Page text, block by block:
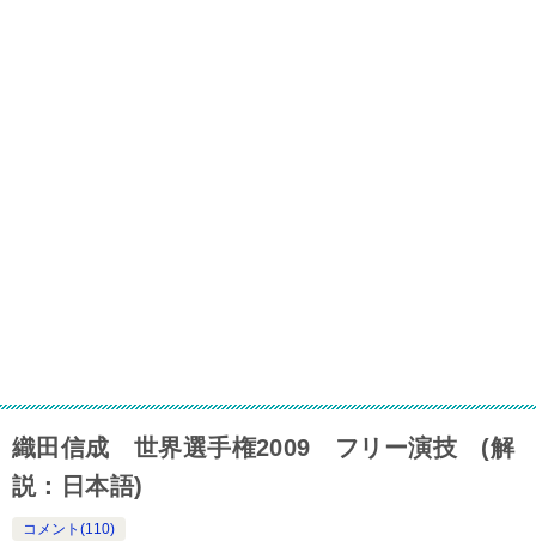
織田信成 世界選手権2009 フリー演技 (解
説：日本語)
コメント(110)